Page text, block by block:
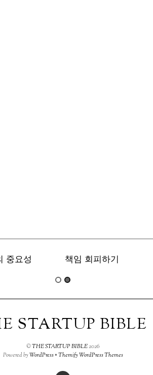
중요성 책임 회피하기
STARTUP BIBLE
©THE STARTUP BIBLE2026
Powered byWordPress•Themify WordPress Themes